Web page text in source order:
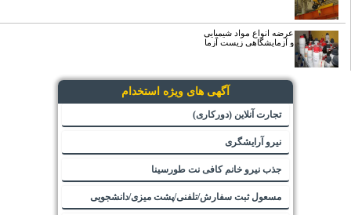
عرضه انواع مواد شیمیایی
و آزمایشگاهی زیست آزما
آگهی های ویژه استخدام
تجارت آنلاین (دورکاری)
نیرو آرایشگری
جذب نیرو خانم کافی نت طورسینا
مسعول ثبت سفارش/تلفنی/پشت میزی/دانشجویی